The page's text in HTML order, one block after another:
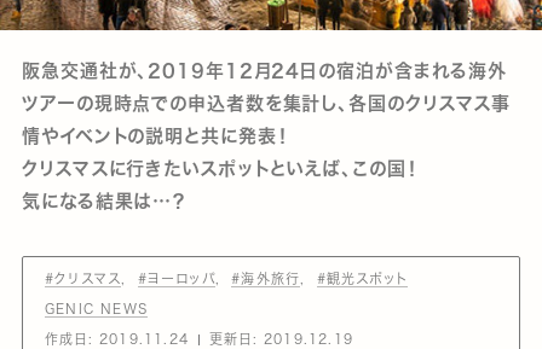
阪急交通社が、2019年12月24日の宿泊が含まれる海外
ツアーの現時点での申込者数を集計し、各国のクリスマス事
情やイベントの説明と共に発表！
クリスマスに行きたいスポットといえば、この国！
気になる結果は…？
#クリスマス #ヨーロッパ #海外旅行 #観光スポット
GENIC NEWS
作成日: 2019.11.24 更新日: 2019.12.19